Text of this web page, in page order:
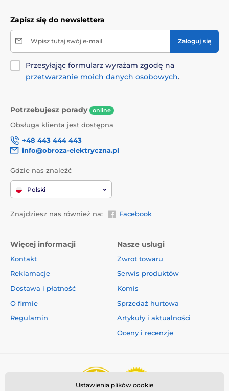
Wytrzymała konstrukcja
Interaktywna zabawka jest wykonana z trwałego,
bezpieczny dla zwierząt. Zawiera również kolorowe
światło LED, które dodatkowo zachęca zwierzaka do
wystarczy przetrzeć ją szmatką. Wicked Egg ładuje się
za pomocą kabla USB - po około 50 minutach będzie
gotowe do ponownego użycia przez maksymalnie 4
Zabawki Dla psów
Zapisz się do newslettera
Wpisz tutaj swój e-mail Zaloguj się
Przesyłając formularz wyrażam zgodę na
przetwarzanie moich danych osobowych.
Potrzebujesz porady online
Obsługa klienta jest dostępna
+48 443 444 443
info@obroza-elektryczna.pl
Gdzie nas znaleźć
Polski
Znajdziesz nas również na: Facebook
Więcej informacji
Kontakt
Reklamacje
Dostawa i płatność
O firmie
Regulamin
Nasze usługi
Zwrot towaru
Serwis produktów
Komis
Sprzedaż hurtowa
Artykuły i aktualności
Oceny i recenzje
Ustawienia plików cookie